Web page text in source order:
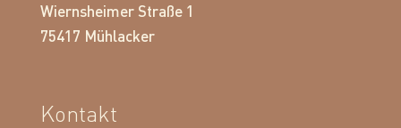
Wiernsheimer Straße 1
75417 Mühlacker
Kontakt